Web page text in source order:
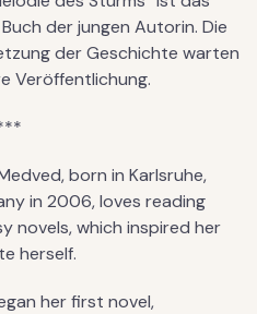
der jungen Autorin. Die
der Geschichte warten
Veröffentlichung.
born in Karlsruhe,
in 2006, loves reading
novels, which inspired her
herself.
her first novel,